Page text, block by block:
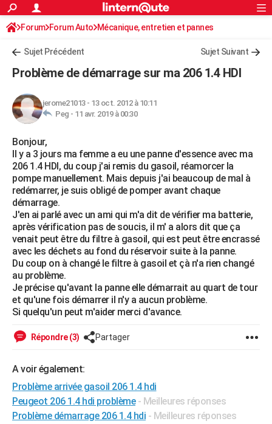
ACTUALITÉS
Politique
Société
Faits Divers
Education
Monde
Villes
+
Retraite
Impôts
Epargne
Immobilier
Risques naturels par ville
Banque
Assurance
Crédit
AUTO
HIGH-TECH
Mobiles
Meilleur smartphone
Internet
Ordinateurs
Jeux vidéo
Guide high-tech
+BRICOLAGE
Forum
Aménagement intérieur
Extérieur
Cuisine
Salle de bains
Jardinage
Rangement
WEEK-END
Guides de France
Escapades
Patrimoine
Expositions
Musées
Week-end nature
LIFESTYLE
Art de vivre
Bien-être
Loisirs
ModeModes de vie
SANTE
Alimentation
Guide de la santé
Maladies
Médicaments
Sommeil
VOYAGE
Destinations
City break
Voyage nature
Voyage de noces
Forum
Climat
PHOTO
GUIDES D'ACHAT
BONS PLANS
Carte de Noël
Carte Bonne année
Carte Saint-Valentin
Carte Pâques
Carte d'anniversaire
DICTIONNAIRE
Dictionnaire
Biographies
Citations
Expressions
Proverbes
PROGRAMME TV
Rechercher
S'inscrire
Connexion
Forum Forum Auto Mécanique, entretien et pannes
Sujet Précédent Sujet Suivant
Problème de démarrage sur ma 206 1.4 HDI
jerome21013- 13 oct. 2012 à 10:11
Peg - 11 avr. 2019 à 00:30
Bonjour,
Il y a 3 jours ma femme a eu une panne d'essence avec ma
206 1.4 HDI, du coup j'ai remis du gasoil, réamorcer la
pompe manuellement. Mais depuis j'ai beaucoup de mal à
redémarrer, je suis obligé de pomper avant chaque
démarrage.
J'en ai parlé avec un ami qui m'a dit de vérifier ma batterie,
après vérification pas de soucis, il m' a alors dit que ça
venait peut être du filtre à gasoil, qui est peut être encrassé
avec les déchets au fond du réservoir suite à la panne.
Du coup on à changé le filtre à gasoil et çà n'a rien changé
au problème.
Je précise qu'avant la panne elle démarrait au quart de tour
et qu'une fois démarrer il n'y a aucun problème.
Si quelqu'un peut m'aider merci d'avance.
Répondre (3) Partager
A voir également:
Problème arrivée gasoil 206 1.4 hdi
Peugeot 206 1.4 hdi problème - Meilleures réponses
Problème démarrage 206 1.4 hdi - Meilleures réponses